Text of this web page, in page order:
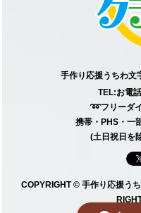
手作り応援うちわ
TEL:お電
➿フリーダ
携帯・PHS・一
(土日祝日を
COPYRIGHT © 手作り応援